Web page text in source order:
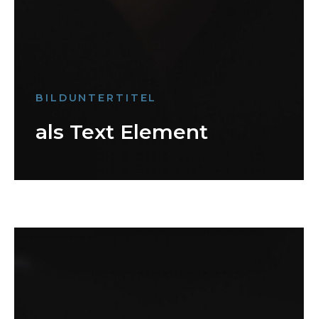
BILDUNTERTITEL
als Text Element